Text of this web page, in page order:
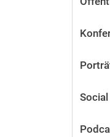
Stellenangebote
Alum­ni und
Kontakt und